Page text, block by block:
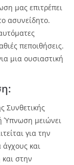
μας επιτρέπει
ασυνείδητο.
πεποιθήσεις.
μια ουσιαστική
Συνθετικής
Ύπνωση μειώνει
για την
και
στην